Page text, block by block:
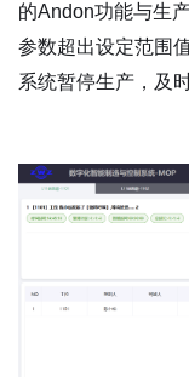
的Andon功能与生
参数超出设定范围
系统暂停生产，及